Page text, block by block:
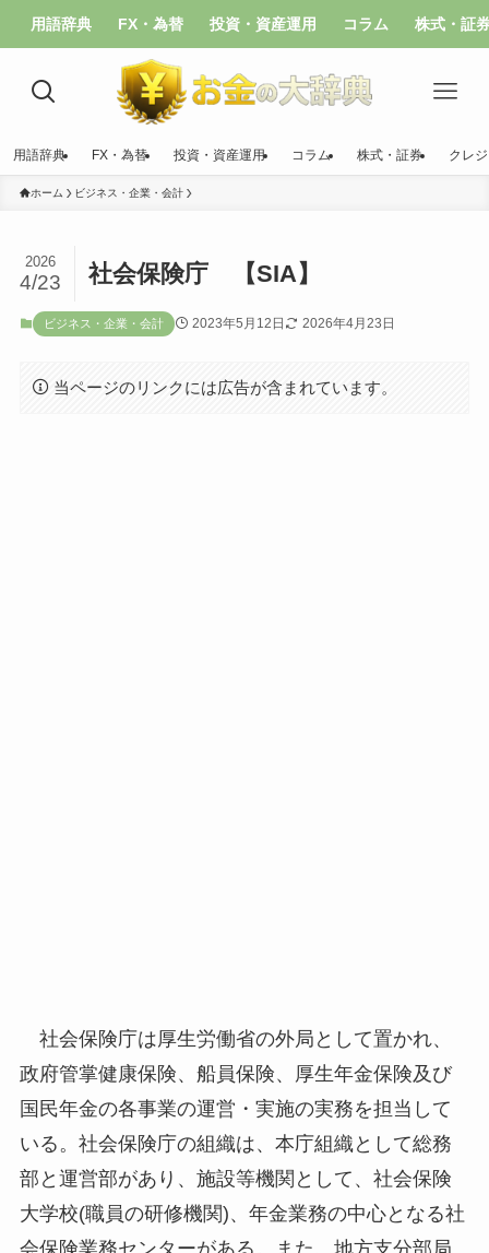
用語辞典 FX・為替 投資・資産運用 コラム 株式・証
用語辞典 FX・為替 投資・資産運用 コラム 株式・証券 クレ
ホーム ビジネス・企業・会計
社会保険庁 【SIA】
2026
4/23
ビジネス・企業・会計 2023年5月12日 2026年4月23日
当ページのリンクには広告が含まれています。
社会保険庁は厚生労働省の外局として置かれ、
政府管掌健康保険、船員保険、厚生年金保険及び
国民年金の各事業の運営・実施の実務を担当して
いる。社会保険庁の組織は、本庁組織として総務
部と運営部があり、施設等機関として、社会保険
大学校(職員の研修機関)、年金業務の中心となる社
会保険業務センターがある。また、地方支分部局